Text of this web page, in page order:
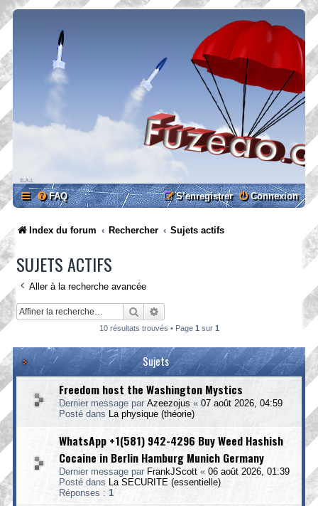
FAQ Connexion
S’enregistrer
Index du forum Rechercher Sujets actifs
SUJETS ACTIFS
Aller à la recherche avancée
Rechercher
10 résultats trouvés • Page 1 sur 1
Sujets
Freedom host the Washington Mystics
Dernier message par Azeezojus « 07 août 2026, 04:59
Posté dans
La physique (théorie)
WhatsApp +1(581) 942-4296 Buy Weed Hashish
Cocaine in Berlin Hamburg Munich Germany
Dernier message par FrankJScott « 06 août 2026, 01:39
Posté dans
La SECURITE (essentielle)
Réponses : 1